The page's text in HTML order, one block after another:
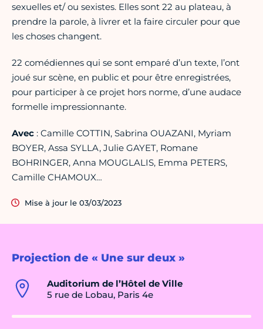
Projection de « Une sur deux »
Auditorium de l’Hôtel de Ville
5 rue de Lobau, Paris 4e
sexuelles et/ ou sexistes. Elles sont 22 au plateau, à
prendre la parole, à livrer et la faire circuler pour que
les choses changent.
22 comédiennes qui se sont emparé d’un texte, l’ont
joué sur scène, en public et pour être enregistrées,
pour participer à ce projet hors norme, d’une audace
formelle impressionnante.
Avec : Camille COTTIN, Sabrina OUAZANI, Myriam
BOYER, Assa SYLLA, Julie GAYET, Romane
BOHRINGER, Anna MOUGLALIS, Emma PETERS,
Camille CHAMOUX…
Mise à jour le 03/03/2023